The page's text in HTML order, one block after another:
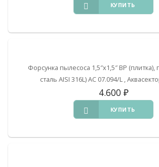
КУПИТЬ
Форсунка пылесоса 1,5″х1,5″ ВР (плитка),
сталь AISI 316L) АС 07.094/L ,
4.600 ₽
КУПИТЬ